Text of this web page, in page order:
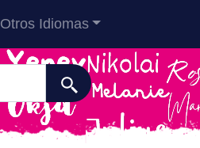
Otros Idiomas